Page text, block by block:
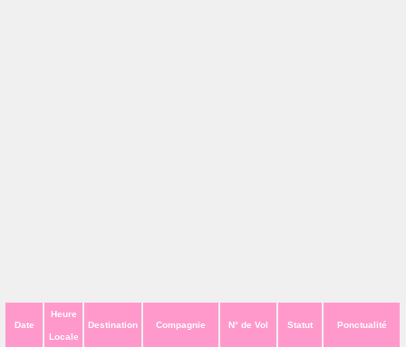
Date
Heure
Locale
Destination Compagnie N° de Vol Statut Ponctualité